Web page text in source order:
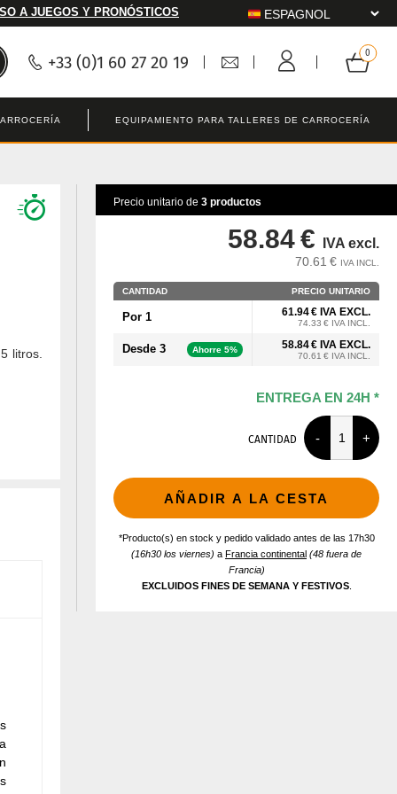
A JUEGOS Y PRONÓSTICOS
+33 (0)1 60 27 20 19
EQUIPAMIENTO PARA TALLERES DE CARROCERÍA
litros.
Precio unitario de 3 productos
CANTIDAD PRECIO UNITARIO
Por 1 61.94 € IVA EXCL.
74.33 € IVA INCL.
Desde 3 Ahorre 5% 58.84 € IVA EXCL.
70.61 € IVA INCL.
ENTREGA EN 24H *
58.84 € IVA excl.
70.61 € IVA INCL.
CANTIDAD
AÑADIR A LA CESTA
*Producto(s) en stock y pedido validado antes de las 17h30
(16h30 los viernes) a Francia continental (48 fuera de
Francia)
EXCLUIDOS FINES DE SEMANA Y FESTIVOS.